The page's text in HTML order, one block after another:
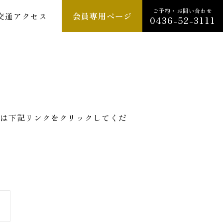
通アクセス 会員専用ページ ご予約・お問い合わせ
0436-52-3111
下記リンクをクリックしてくだ